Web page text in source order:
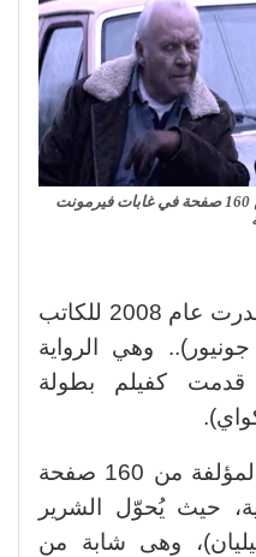
تدور أحداث هذه الرواية، المؤلفة من 160 صفحة في غابات فيرمونت
رواية (اذهب معي) التي صدرت عام 2008 للكاتب
وهي الرواية
قدمت كفيلم بطولة
تدور أحداث هذه الرواية، المؤلفة من 160 صفحة
حيث يُحوّل الشرير
وهى شابة من